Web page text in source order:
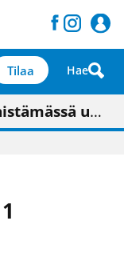
Tilaa Hae
painojäljen laatuna lehdessä
on valoisa
keskustavisiotyön”
kuin kaupungissa"